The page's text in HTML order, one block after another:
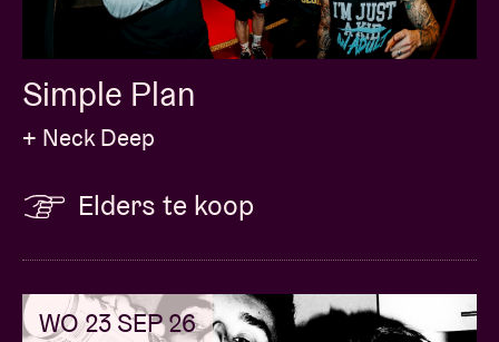
Simple Plan
+ Neck Deep
Elders te koop
WO 23 SEP 26